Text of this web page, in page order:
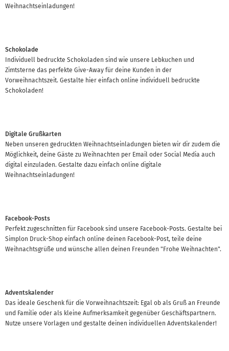
Weihnachtseinladungen!
Schokolade
Individuell bedruckte Schokoladen sind wie unsere Lebkuchen und
Zimtsterne das perfekte Give-Away für deine Kunden in der
Vorweihnachtszeit. Gestalte hier einfach online individuell bedruckte
Schokoladen!
Digitale Grußkarten
Neben unseren gedruckten Weihnachtseinladungen bieten wir dir zudem die
Möglichkeit, deine Gäste zu Weihnachten per Email oder Social Media auch
digital einzuladen. Gestalte dazu einfach online digitale
Weihnachtseinladungen!
Facebook-Posts
Perfekt zugeschnitten für Facebook sind unsere Facebook-Posts. Gestalte bei
Simplon Druck-Shop einfach online deinen Facebook-Post, teile deine
Weihnachtsgrüße und wünsche allen deinen Freunden "Frohe Weihnachten".
Adventskalender
Das ideale Geschenk für die Vorweihnachtszeit: Egal ob als Gruß an Freunde
und Familie oder als kleine Aufmerksamkeit gegenüber Geschäftspartnern.
Nutze unsere Vorlagen und gestalte deinen individuellen Adventskalender!